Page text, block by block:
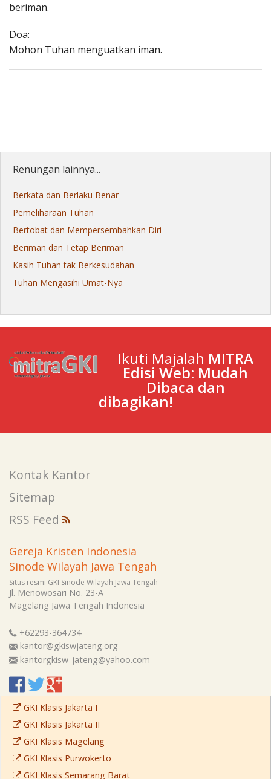
beriman.
Doa:
Mohon Tuhan menguatkan iman.
Renungan lainnya...
Berkata dan Berlaku Benar
Pemeliharaan Tuhan
Bertobat dan Mempersembahkan Diri
Beriman dan Tetap Beriman
Kasih Tuhan tak Berkesudahan
Tuhan Mengasihi Umat-Nya
Ikuti Majalah MITRA
Edisi Web: Mudah
Dibaca dan
dibagikan!
Kontak Kantor
Sitemap
RSS Feed
Gereja Kristen Indonesia
Sinode Wilayah Jawa Tengah
Situs resmi GKI Sinode Wilayah Jawa Tengah
Jl. Menowosari No. 23-A
Magelang Jawa Tengah Indonesia
+62293-364734
kantor@gkiswjateng.org
kantorgkisw_jateng@yahoo.com
GKI Klasis Jakarta I
GKI Klasis Jakarta II
GKI Klasis Magelang
GKI Klasis Purwokerto
GKI Klasis Semarang Barat